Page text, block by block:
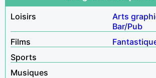
Loisirs
Arts
Bar/Pub
Films
Sports
Musiques